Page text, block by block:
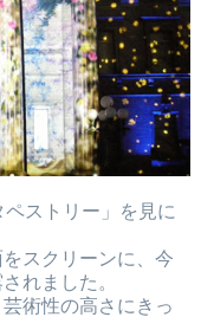
ストリー」を見に
スクリーンに、今
れました。
術性の高さにきっ